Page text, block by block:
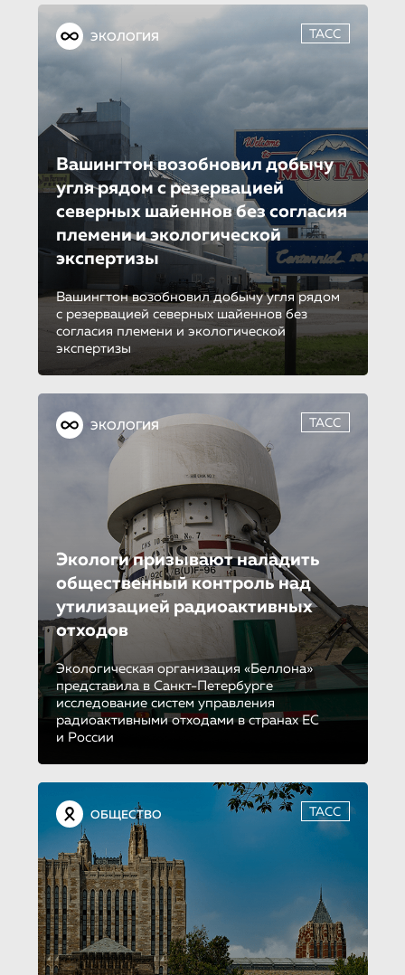
ЭКОЛОГИЯ ТАСС
Вашингтон возобновил добычу
угля рядом с резервацией
северных шайеннов без согласия
племени и экологической
экспертизы
Вашингтон возобновил добычу угля рядом
с резервацией северных шайеннов без
согласия племени и экологической
экспертизы
ЭКОЛОГИЯ ТАСС
Экологи призывают наладить
общественный контроль над
утилизацией радиоактивных
отходов
Экологическая организация «Беллона»
представила в Санкт-Петербурге
исследование систем управления
радиоактивными отходами в странах ЕС
и России
ОБЩЕСТВО ТАСС